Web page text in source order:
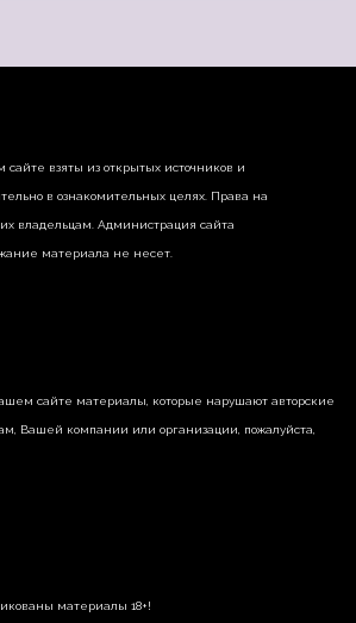
взяты из открытых источников и
в ознакомительных целях. Права на
владельцам. Администрация сайта
материала не несет.
сайте материалы, которые нарушают авторские
Вашей компании или организации, пожалуйста,
материалы 18+!